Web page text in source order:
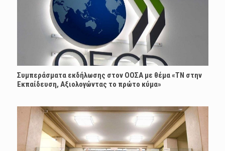
Συμπεράσματα εκδήλωσης στον ΟΟΣΑ με θέμα «ΤΝ στην
Εκπαίδευση, Αξιολογώντας το πρώτο κύμα»